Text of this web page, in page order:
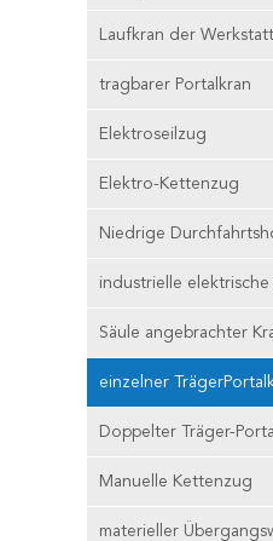
Laufkran der Werkstatt
tragbarer Portalkran
Elektroseilzug
Elektro-Kettenzug
einzelner
Doppelter Träger-
Manuelle Kettenzug
materieller